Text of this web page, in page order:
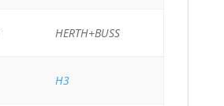
HERTH+BUSS
H3